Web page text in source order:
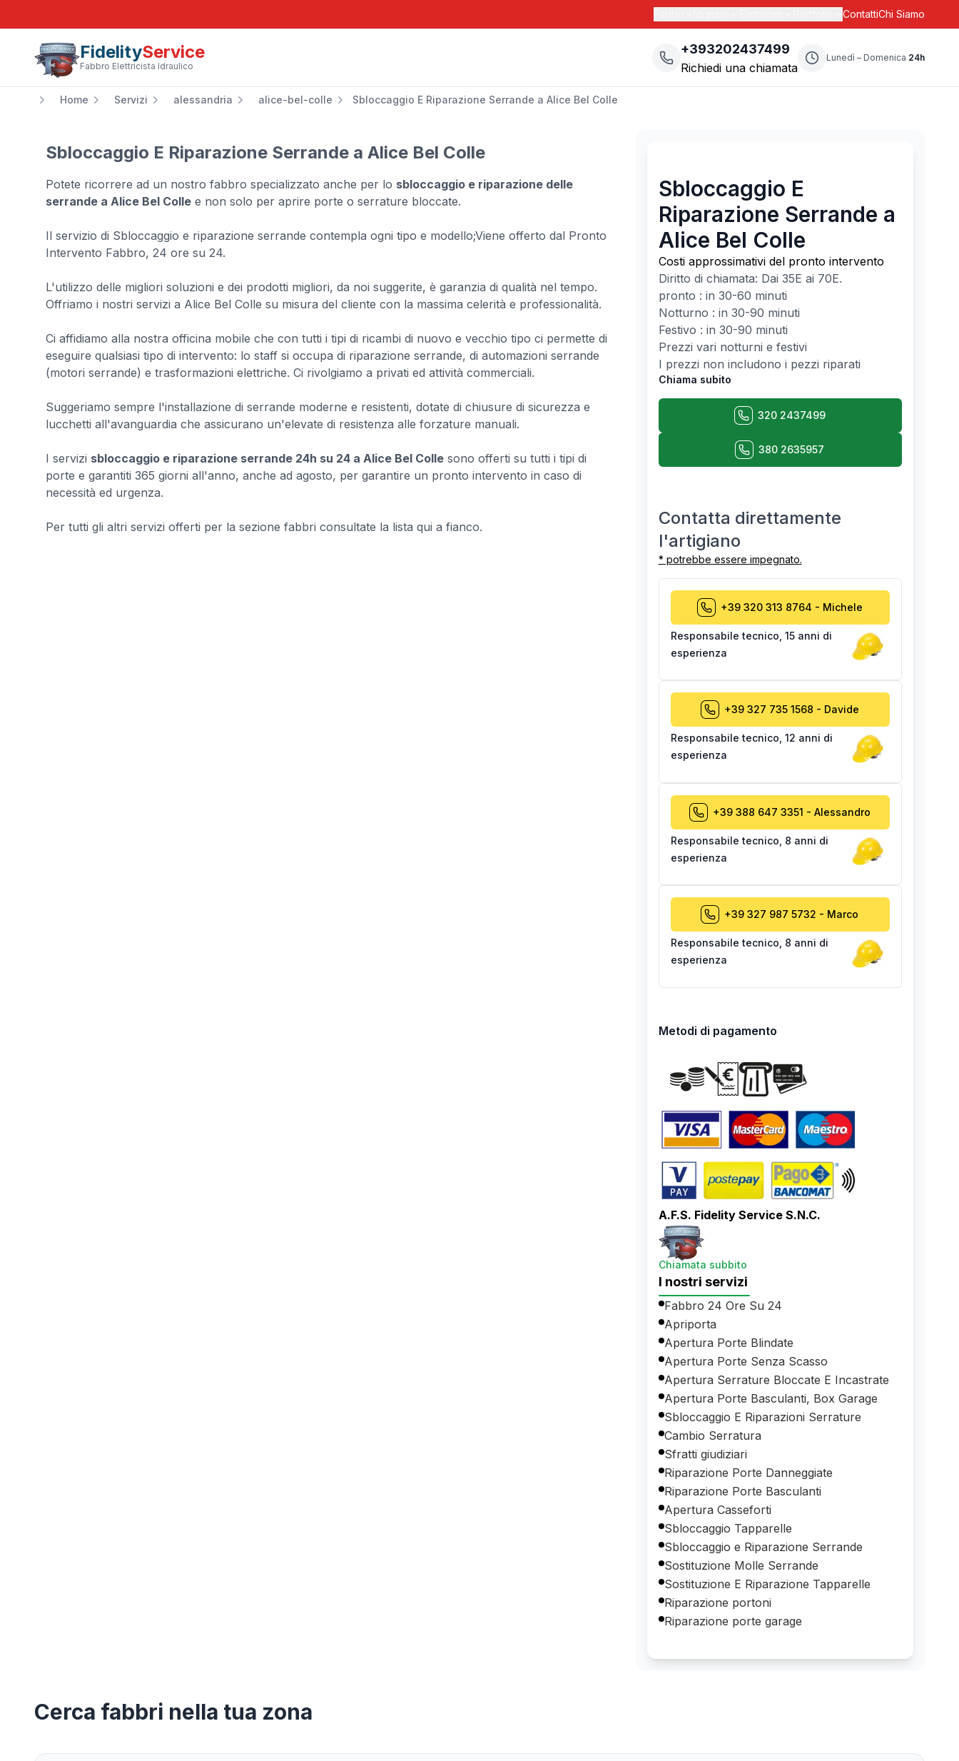
ContattiChi Siamo
FidelityService
Fabbro Elettricista Idraulico
+393202437499
Richiedi una chiamata
Lunedì – Domenica 24h
Home Servizi alessandria alice-bel-colle Sbloccaggio E Riparazione Serrande a Alice Bel Colle
Sbloccaggio E Riparazione Serrande a Alice Bel Colle
Potete ricorrere ad un nostro fabbro specializzato anche per lo sbloccaggio e riparazione delle
serrande a Alice Bel Colle e non solo per aprire porte o serrature bloccate.
Il servizio di Sbloccaggio e riparazione serrande contempla ogni tipo e modello;Viene offerto dal Pronto
Intervento Fabbro, 24 ore su 24.
L'utilizzo delle migliori soluzioni e dei prodotti migliori, da noi suggerite, è garanzia di qualità nel tempo.
Offriamo i nostri servizi a Alice Bel Colle su misura del cliente con la massima celerità e professionalità.
Ci affidiamo alla nostra officina mobile che con tutti i tipi di ricambi di nuovo e vecchio tipo ci permette di
eseguire qualsiasi tipo di intervento: lo staff si occupa di riparazione serrande, di automazioni serrande
(motori serrande) e trasformazioni elettriche. Ci rivolgiamo a privati ed attività commerciali.
Suggeriamo sempre l'installazione di serrande moderne e resistenti, dotate di chiusure di sicurezza e
lucchetti all'avanguardia che assicurano un'elevate di resistenza alle forzature manuali.
I servizi sbloccaggio e riparazione serrande 24h su 24 a Alice Bel Colle sono offerti su tutti i tipi di
porte e garantiti 365 giorni all'anno, anche ad agosto, per garantire un pronto intervento in caso di
necessità ed urgenza.
Per tutti gli altri servizi offerti per la sezione fabbri consultate la lista qui a fianco.
Sbloccaggio E
Riparazione Serrande a
Alice Bel Colle
Costi approssimativi del pronto intervento
Diritto di chiamata: Dai 35E ai 70E.
pronto : in 30-60 minuti
Notturno : in 30-90 minuti
Festivo : in 30-90 minuti
Prezzi vari notturni e festivi
I prezzi non includono i pezzi riparati
Chiama subito
320 2437499
380 2635957
Contatta direttamente
l'artigiano
* potrebbe essere impegnato.
+39 320 313 8764 - Michele
Responsabile tecnico 15 anni di
esperienza
+39 327 735 1568 - Davide
Responsabile tecnico 12 anni di
esperienza
+39 388 647 3351 - Alessandro
Responsabile tecnico 8 anni di
esperienza
+39 327 987 5732 - Marco
Responsabile tecnico 8 anni di
esperienza
Metodi di pagamento
A.F.S. Fidelity Service S.N.C.
Chiamata subbito
I nostri servizi
Fabbro 24 Ore Su 24
Apriporta
Apertura Porte Blindate
Apertura Porte Senza Scasso
Apertura Serrature Bloccate E Incastrate
Apertura Porte Basculanti, Box Garage
Sbloccaggio E Riparazioni Serrature
Cambio Serratura
Sfratti giudiziari
Riparazione Porte Danneggiate
Riparazione Porte Basculanti
Apertura Casseforti
Sbloccaggio Tapparelle
Sbloccaggio e Riparazione Serrande
Sostituzione Molle Serrande
Sostituzione E Riparazione Tapparelle
Riparazione portoni
Riparazione porte garage
Cerca fabbri nella tua zona